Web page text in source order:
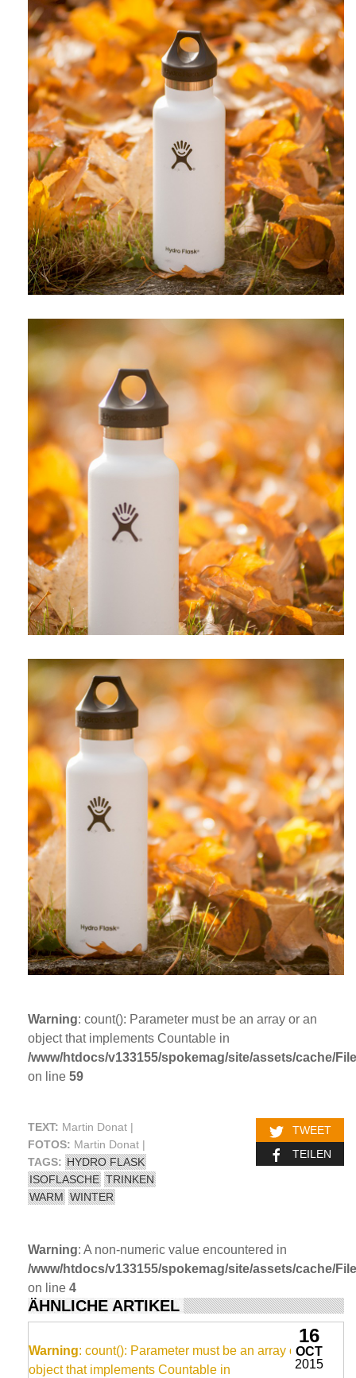
Warning: count(): Parameter must be an array or an
object that implements Countable in
/www/htdocs/v133155/spokemag/site/assets/cache/
on line 59
TEXT: Martin Donat |
FOTOS: Martin Donat |
TAGS: HYDRO FLASK
ISOFLASCHE TRINKEN
WARM WINTER
TWEET
TEILEN
Warning: A non-numeric value encountered in
/www/htdocs/v133155/spokemag/site/assets/cache/
on line 4
ÄHNLICHE ARTIKEL
Warning: count(): Parameter must be an array or an
object that implements Countable in
16
OCT
2015